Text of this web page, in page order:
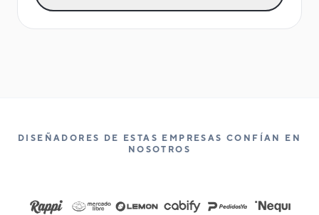
DISEÑADORES DE ESTAS EMPRESAS CONFÍAN EN
NOSOTROS